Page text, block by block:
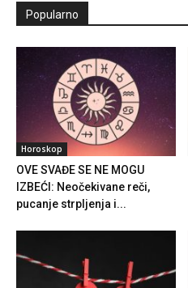
Popularno
Horoskop
OVE SVAĐE SE NE MOGU
IZBEĆI: Neočekivane reči,
pucanje strpljenja i...